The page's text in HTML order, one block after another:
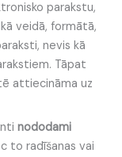
parakstu,
veidā, formātā,
nevis kā
Tāpat
attiecināma uz
nododami
to radīšanas vai